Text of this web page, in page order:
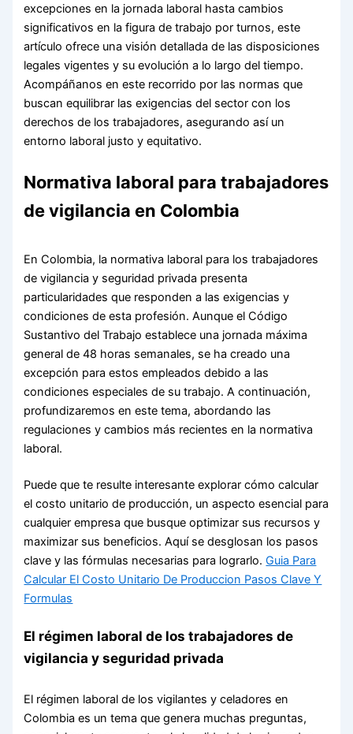
excepciones en la jornada laboral hasta cambios
significativos en la figura de trabajo por turnos, este
artículo ofrece una visión detallada de las disposiciones
legales vigentes y su evolución a lo largo del tiempo.
Acompáñanos en este recorrido por las normas que
buscan equilibrar las exigencias del sector con los
derechos de los trabajadores, asegurando así un
entorno laboral justo y equitativo.
Normativa laboral para trabajadores
de vigilancia en Colombia
En Colombia, la normativa laboral para los trabajadores
de vigilancia y seguridad privada presenta
particularidades que responden a las exigencias y
condiciones de esta profesión. Aunque el Código
Sustantivo del Trabajo establece una jornada máxima
general de 48 horas semanales, se ha creado una
excepción para estos empleados debido a las
condiciones especiales de su trabajo. A continuación,
profundizaremos en este tema, abordando las
regulaciones y cambios más recientes en la normativa
laboral.
Puede que te resulte interesante explorar cómo calcular
el costo unitario de producción, un aspecto esencial para
cualquier empresa que busque optimizar sus recursos y
maximizar sus beneficios. Aquí se desglosan los pasos
clave y las fórmulas necesarias para lograrlo.Guia Para
Calcular El Costo Unitario De Produccion Pasos Clave Y
Formulas
El régimen laboral de los trabajadores de
vigilancia y seguridad privada
El régimen laboral de los vigilantes y celadores en
Colombia es un tema que genera muchas preguntas,